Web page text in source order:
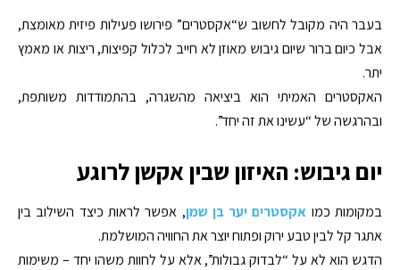
בעבר היה מקובל לחשוב ש“אקסטרים” פירושו פעילות פיזית מאומצת,
אבל כיום ברור שיום גיבוש מאוזן לא חייב לכלול קפיצות, ריצות או מאמץ
יתר.
האקסטרים האמיתי הוא ביציאה מהשגרה, בהתמודדות משותפת,
ובהרגשה של “עשינו את זה יחד”.
יום גיבוש: האיזון שבין אקשן לרוגע
במקומות כמו אקסטרים יער בן שמן, אפשר לראות כיצד השילוב בין
אתגר קל לבין טבע ירוק ופתוח יוצר את החוויה המושלמת.
הדגש הוא לא על “לבדוק גבולות”, אלא על לחוות משהו יחד – משימות